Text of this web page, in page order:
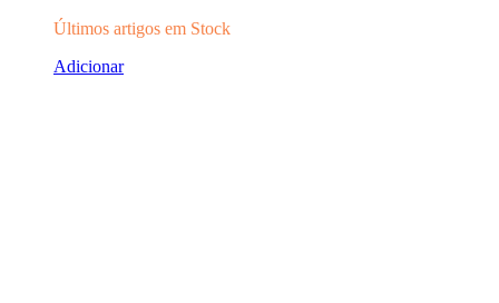
Últimos artigos em Stock
Adicionar